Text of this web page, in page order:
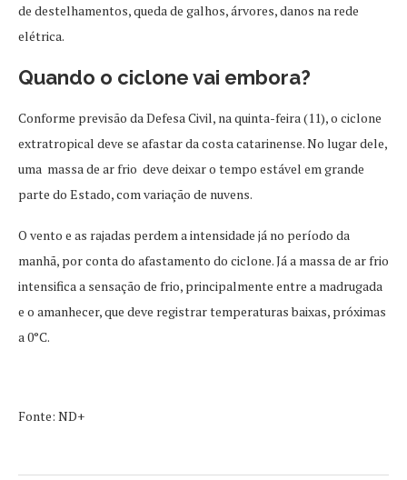
de destelhamentos, queda de galhos, árvores, danos na rede
elétrica.
Quando o ciclone vai embora?
Conforme previsão da Defesa Civil, na quinta-feira (11), o ciclone
extratropical deve se afastar da costa catarinense. No lugar dele,
uma massa de ar frio deve deixar o tempo estável em grande
parte do Estado, com variação de nuvens.
O vento e as rajadas perdem a intensidade já no período da
manhã, por conta do afastamento do ciclone. Já a massa de ar frio
intensifica a sensação de frio, principalmente entre a madrugada
e o amanhecer, que deve registrar temperaturas baixas, próximas
a 0°C.
Fonte: ND+